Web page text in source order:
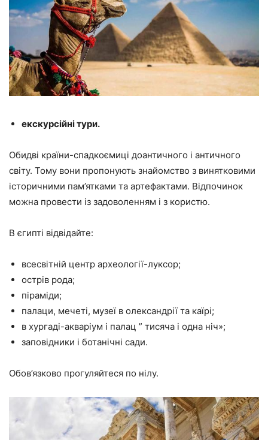
екскурсійні тури.
Обидві країни-спадкоємиці доантичного і античного
світу. Тому вони пропонують знайомство з винятковими
історичними пам’ятками та артефактами. Відпочинок
можна провести із задоволенням і з користю.
В єгипті відвідайте:
всесвітній центр археології-луксор;
острів рода;
піраміди;
палаци, мечеті, музеї в олександрії та каїрі;
в хургаді-акваріум і палац ” тисяча і одна ніч»;
заповідники і ботанічні сади.
Обов’язково прогуляйтеся по нілу.